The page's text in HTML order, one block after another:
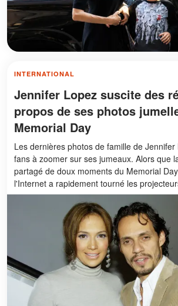
INTERNATIONAL
Jennifer Lopez suscite des
propos de ses photos
Memorial Day
Les dernières photos de famille de
fans à zoomer sur ses jumeaux. Alors que
partagé de doux moments du Memorial
l'Internet a rapidement tourné les